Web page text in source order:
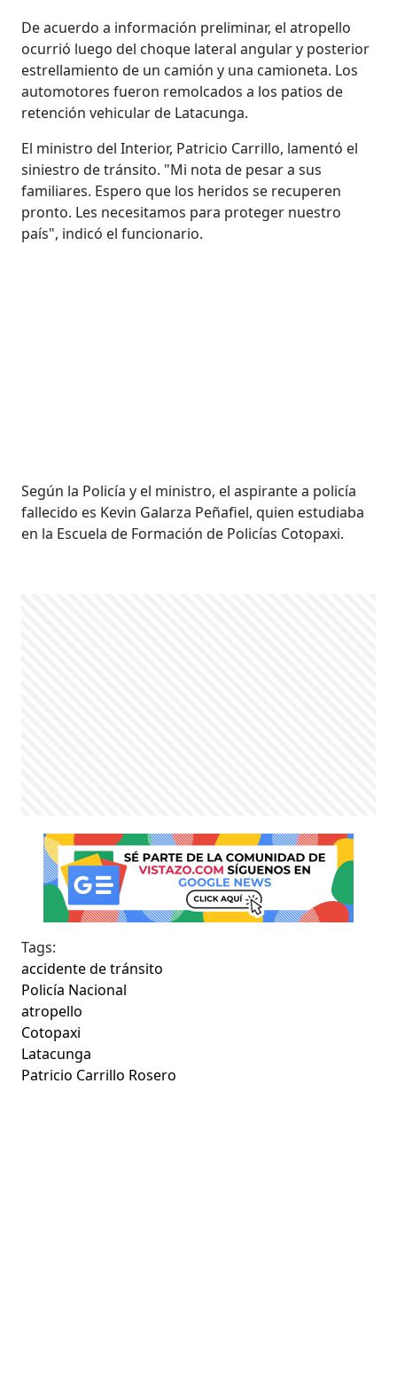
De acuerdo a información preliminar, el atropello
ocurrió luego del choque lateral angular y posterior
estrellamiento de un camión y una camioneta. Los
automotores fueron remolcados a los patios de
retención vehicular de Latacunga.
El ministro del Interior, Patricio Carrillo, lamentó el
siniestro de tránsito. "Mi nota de pesar a sus
familiares. Espero que los heridos se recuperen
pronto. Les necesitamos para proteger nuestro
país", indicó el funcionario.
Según la Policía y el ministro, el aspirante a policía
fallecido es Kevin Galarza Peñafiel, quien estudiaba
en la Escuela de Formación de Policías Cotopaxi.
Tags:
accidente de tránsito
Policía Nacional
atropello
Cotopaxi
Latacunga
Patricio Carrillo Rosero